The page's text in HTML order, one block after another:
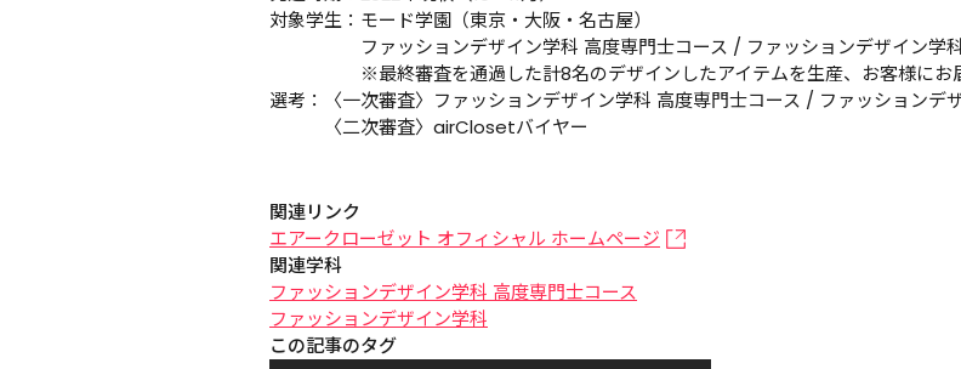
対象学生：モード学園（東京・大阪・名古屋）
ファッションデザイン学科 高度専門士コース / ファッションデザイン学
※最終審査を通過した計8名のデザインしたアイテムを生産、お客様にお
選考：〈一次審査〉ファッションデザイン学科 高度専門士コース / ファッションデ
〈二次審査〉airClosetバイヤー
関連リンク
エアークローゼット オフィシャル ホームページ
関連学科
ファッションデザイン学科 高度専門士コース
ファッションデザイン学科
この記事のタグ